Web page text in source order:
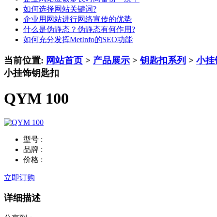
如何选择网站关键词?
企业用网站进行网络宣传的优势
什么是伪静态？伪静态有何作用?
如何充分发挥MetInfo的SEO功能
当前位置: 网站首页 > 产品展示 >钥匙扣系列 > 小挂
小挂饰钥匙扣
QYM 100
型号 :
品牌 :
价格 :
立即订购
详细描述